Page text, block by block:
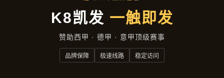
首页 新闻视窗